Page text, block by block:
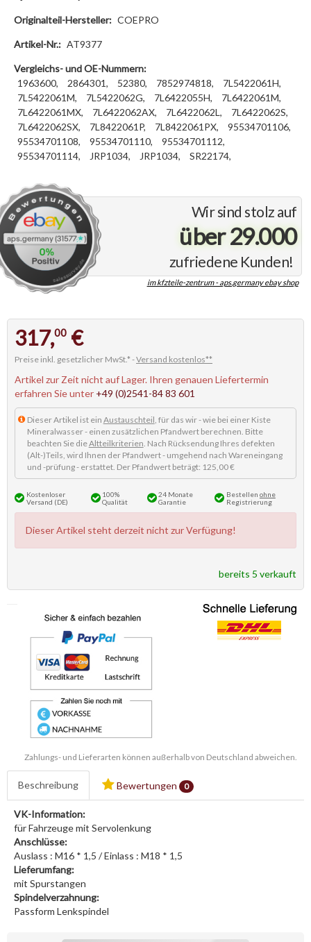
Wir sind stolz auf
über 29.000
zufriedene Kunden!
im kfzteile-zentrum - aps.germany ebay shop
Originalteil-Hersteller: COEPRO
Artikel-Nr.: AT9377
Vergleichs- und OE-Nummern:
1963600,
2864301, 52380, 7852974818,
7L5422061H,
7L5422061M,
7L5422062G, 7L6422055H,
7L6422061M,
7L6422061MX,
7L6422062AX, 7L6422062L,
7L6422062S,
7L6422062SX,
7L8422061P, 7L8422061PX,
95534701106,
95534701108,
95534701110,
95534701112,
95534701114,
JRP1034, JRP1034, SR22174,
317,00 €
Preise inkl. gesetzlicher MwSt.* -Versand kostenlos**
Artikel zur Zeit nicht auf Lager. Ihren genauen Liefertermin
erfahren Sie unter +49 (0)2541-84 83 601
Dieser Artikel ist ein Austauschteil, für das wir - wie bei einer Kiste
Mineralwasser - einen zusätzlichen Pfandwert berechnen. Bitte
beachten Sie dieAltteilkriterien. Nach Rücksendung Ihres defekten
(Alt-)Teils, wird Ihnen der Pfandwert - umgehend nach Wareneingang
und -prüfung - erstattet. Der Pfandwert beträgt: 125,00 €
Kostenloser
Versand (DE)
100%
Qualität
24 Monate
Garantie
Bestellen ohne
Registrierung
Dieser Artikel steht derzeit nicht zur Verfügung!
bereits 5 verkauft
Zahlungs- und Lieferarten können außerhalb von Deutschland abweichen.
Beschreibung Bewertungen 0
VK-Information:
für Fahrzeuge mit Servolenkung
Anschlüsse:
Auslass : M16 * 1,5 / Einlass : M18 * 1,5
Lieferumfang:
mit Spurstangen
Spindelverzahnung:
Passform Lenkspindel